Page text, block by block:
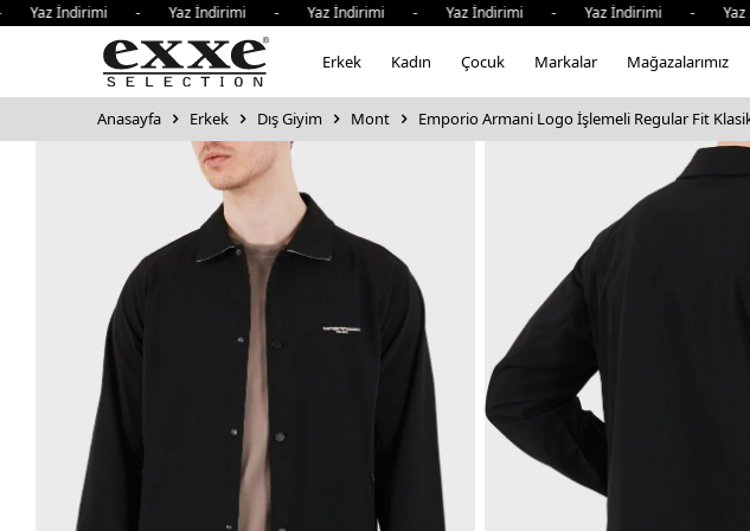
İndirimi - Yaz İndirimi - Yaz İndirimi - Yaz İndirimi - Yaz İndirimi -
Erkek Kadın Çocuk Markalar Mağazalarımız
Anasayfa Erkek Dış Giyim Mont Emporio Armani Logo İşlemeli Regular Fit